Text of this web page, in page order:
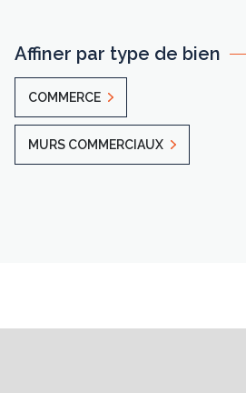
Affiner par type de bien
COMMERCE
MURS COMMERCIAUX